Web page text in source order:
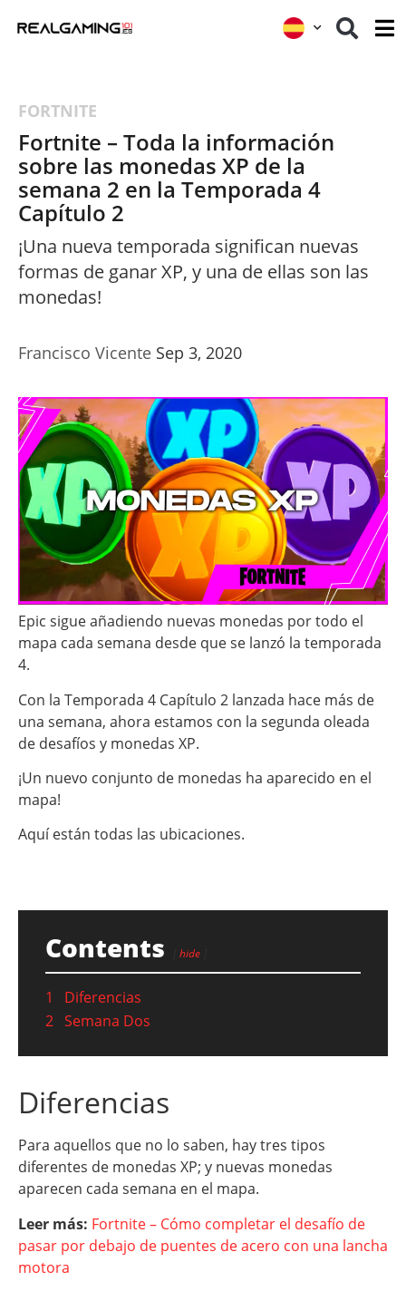
FORTNITE
Fortnite – Toda la información
sobre las monedas XP de la
semana 2 en la Temporada 4
Capítulo 2
¡Una nueva temporada significan nuevas
formas de ganar XP, y una de ellas son las
monedas!
Francisco Vicente Sep 3, 2020
Epic sigue añadiendo nuevas monedas por todo el
mapa cada semana desde que se lanzó la temporada
4.
Con la Temporada 4 Capítulo 2 lanzada hace más de
una semana, ahora estamos con la segunda oleada
de desafíos y monedas XP.
¡Un nuevo conjunto de monedas ha aparecido en el
mapa!
Aquí están todas las ubicaciones.
Contents hide
1
Diferencias
2 Semana Dos
Diferencias
Para aquellos que no lo saben, hay tres tipos
diferentes de monedas XP; y nuevas monedas
aparecen cada semana en el mapa.
Leer más: Fortnite – Cómo completar el desafío de
pasar por debajo de puentes de acero con una lancha
motora